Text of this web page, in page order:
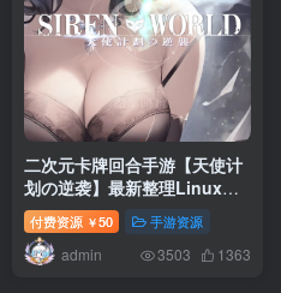
二次元卡牌回合手游【天使计
划の逆袭】最新整理Linux手
工服务端+懒人助手+多区跨服
+GM授权后台+安卓客户端+搭
建教程
付费资源 ￥50 手游资源
admin 3503 1363